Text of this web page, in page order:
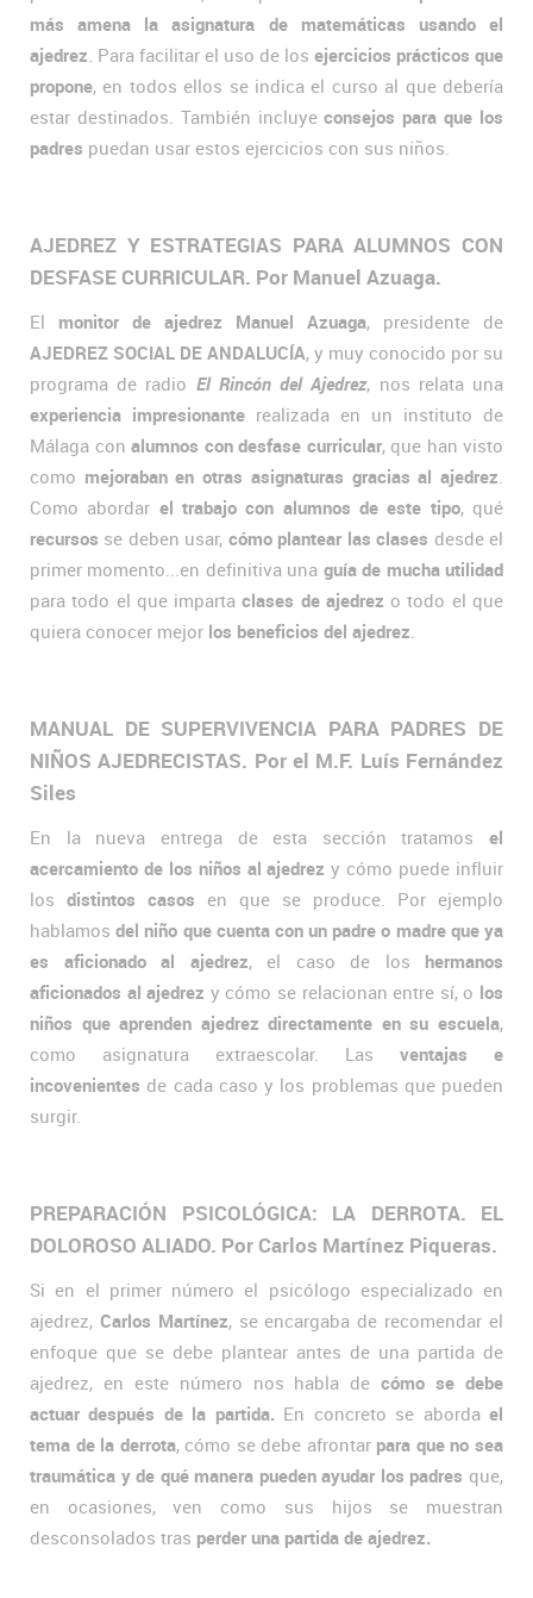
más amena la asignatura de matemáticas usando el
ajedrez . Para facilitar el uso de los ejercicios prácticos que
propone, en todos ellos se indica el curso al que debería
estar destinados. También incluyeconsejos para que los
padres puedan usar estos ejercicios con sus niños.
AJEDREZ Y ESTRATEGIAS PARA ALUMNOS CON
DESFASE CURRICULAR. Por Manuel Azuaga.
El monitor de ajedrez Manuel Azuaga, presidente de
AJEDREZ SOCIAL DE ANDALUCÍA, y muy conocido por su
programa de radio El Rincón del Ajedrez, nos relata una
experiencia impresionante realizada en un instituto de
Málaga con alumnos con desfase curricular, que han visto
como mejoraban en otras asignaturas gracias al ajedrez
Como abordar el trabajo con alumnos de este tipo, qué
recursos se deben usar, cómo plantear las clases desde el
primer momento...en definitiva una guía de mucha utilidad
para todo el que imparta clases de ajedrez o todo el que
quiera conocer mejor los beneficios del ajedrez
MANUAL DE SUPERVIVENCIA PARA PADRES DE
NIÑOS AJEDRECISTAS. Por el M.F. Luís Fernández
Siles
En la nueva entrega de esta sección tratamos el
acercamiento de los niños al ajedrez y cómo puede influir
los distintos casos en que se produce. Por ejemplo
hablamosdel niño que cuenta con un padre o madre que ya
es aficionado al ajedrez, el caso de los hermanos
aficionados al ajedrez y cómo se relacionan entre sí, o los
niños que aprenden ajedrez directamente en su escuela,
como asignatura extraescolar. Las ventajas e
incovenientes de cada caso y los problemas que pueden
surgir.
PREPARACIÓN PSICOLÓGICA: LA DERROTA. EL
DOLOROSO ALIADO. Por Carlos Martínez Piqueras.
Si en el primer número el psicólogo especializado en
ajedrez, Carlos Martínez, se encargaba de recomendar el
enfoque que se debe plantear antes de una partida de
ajedrez, en este número nos habla decómo se debe
actuar después de la partida. En concreto se abordael
tema de la derrota, cómo se debe afrontarpara que no sea
traumática y de qué manera pueden ayudar los padres que,
en ocasiones, ven como sus hijos se muestran
desconsolados tras perder una partida de ajedrez.